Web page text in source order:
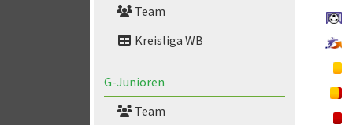
Team
Kreisliga WB
G-Junioren
Team